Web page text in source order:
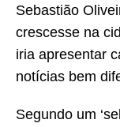
Sebastião
crescesse na
iria apresentar
notícias bem
Segundo um